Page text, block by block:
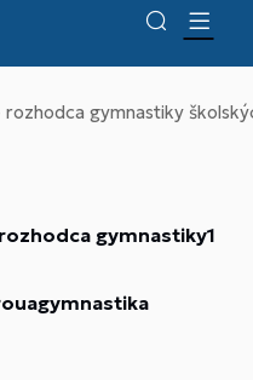
rozhodca gymnastiky
gymnastiky1